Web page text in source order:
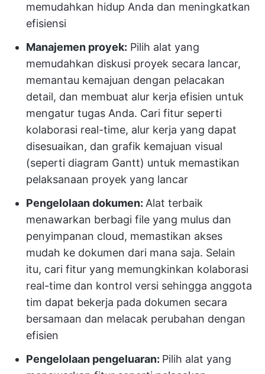
memudahkan hidup Anda dan meningkatkan
efisiensi
Manajemen proyek: Pilih alat yang
memudahkan diskusi proyek secara lancar,
memantau kemajuan dengan pelacakan
detail, dan membuat alur kerja efisien untuk
mengatur tugas Anda. Cari fitur seperti
kolaborasi real-time, alur kerja yang dapat
disesuaikan, dan grafik kemajuan visual
(seperti diagram Gantt) untuk memastikan
pelaksanaan proyek yang lancar
Pengelolaan dokumen: Alat terbaik
menawarkan berbagi file yang mulus dan
penyimpanan cloud, memastikan akses
mudah ke dokumen dari mana saja. Selain
itu, cari fitur yang memungkinkan kolaborasi
real-time dan kontrol versi sehingga anggota
tim dapat bekerja pada dokumen secara
bersamaan dan melacak perubahan dengan
efisien
Pengelolaan pengeluaran: Pilih alat yang